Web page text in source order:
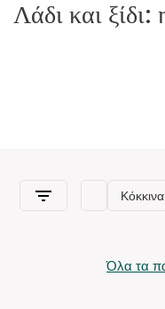
Λάδι και
Όλα τα